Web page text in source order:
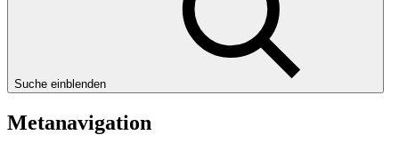
Suche einblenden
Metanavigation